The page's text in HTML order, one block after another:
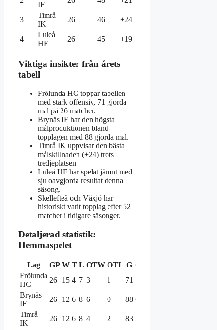
IF
3
Timrå
IK
26 46 +24
4
Luleå
HF
26 45 +19
Viktiga insikter från årets
tabell
Frölunda HC toppar tabellen
med stark offensiv, 71 gjorda
mål på 26 matcher.
Brynäs IF har den högsta
målproduktionen bland
topplagen med 88 gjorda mål.
Timrå IK uppvisar den bästa
målskillnaden (+24) trots
tredjeplatsen.
Luleå HF har spelat jämnt med
sju oavgjorda resultat denna
säsong.
Skellefteå och Växjö har
historiskt varit topplag efter 52
matcher i tidigare säsonger.
Detaljerad statistik:
Hemmaspelet
Lag GP W T L OTW OTL G GA
Frölunda
HC
26 15 4 7 3 1 71
Brynäs
IF
26 12 6 8 6 0 88 67
Timrå
IK
26 12 6 8 4 2 83